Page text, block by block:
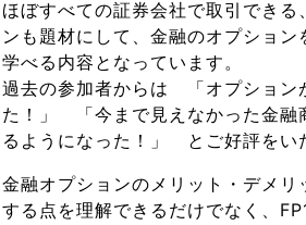
ほぼすべての証券会社で取引でき
ンも題材にして、金融のオプショ
学べる内容となっています。
過去の参加者からは 「オプション
た！」 「今まで見えなかった金融
るようになった！」 とご好評をい
金融オプションのメリット・デメリ
する点を理解できるだけでなく、